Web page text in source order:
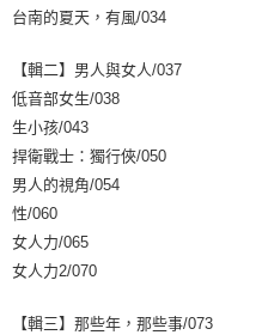
台南的夏天，有風/034
【輯二】男人與女人/037
低音部女生/038
生小孩/043
捍衛戰士：獨行俠/050
男人的視角/054
性/060
女人力/065
女人力2/070
【輯三】那些年，那些事/073